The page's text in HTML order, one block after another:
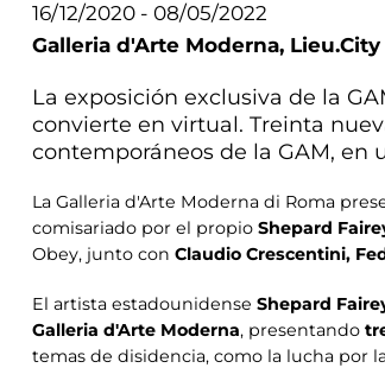
16/12/2020 - 08/05/2022
Galleria d'Arte Moderna,
La exposición exclusiva de la
convierte en virtual. Treinta
contemporáneos de la GAM, en
La Galleria d'Arte Moderna di Roma
comisariado por el propio Shepard
Obey, junto con Claudio Crescentini,
El artista estadounidense Shepard
Galleria d'Arte Moderna, presentando
temas de disidencia, como la lucha por